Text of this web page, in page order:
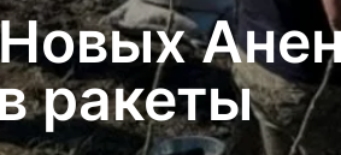
ракеты